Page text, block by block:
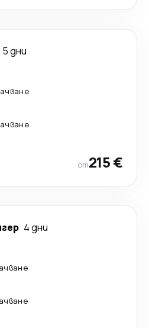
5 дни
от215 €
4 дни